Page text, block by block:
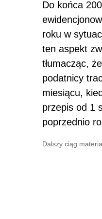
Do końca
roku w
ten aspekt
tłumacząc,
podatnicy
miesiącu,
przepis od 1
poprzednio
Dalszy ciąg